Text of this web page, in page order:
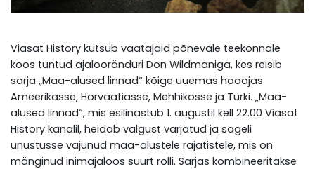
Viasat History kutsub vaatajaid põnevale teekonnale
koos tuntud ajalooränduri Don Wildmaniga, kes reisib
sarja „Maa-alused linnad“ kõige uuemas hooajas
Ameerikasse, Horvaatiasse, Mehhikosse ja Türki. „Maa-
alused linnad“, mis esilinastub 1. augustil kell 22.00 Viasat
History kanalil, heidab valgust varjatud ja sageli
unustusse vajunud maa-alustele rajatistele, mis on
mänginud inimajaloos suurt rolli. Sarjas kombineeritakse